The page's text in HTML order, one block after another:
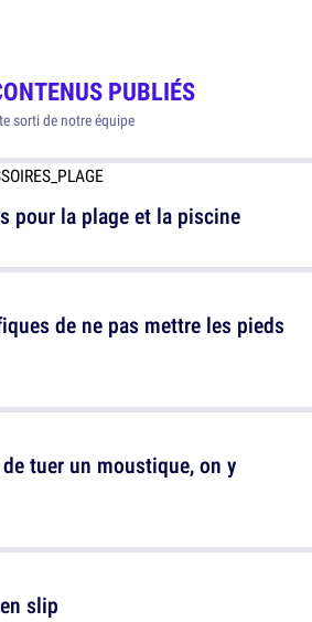
PUBLIÉS
sorti de notre équipe
pour la plage et la piscine
tuer un moustique, on y
de ne pas mettre les pieds
slip